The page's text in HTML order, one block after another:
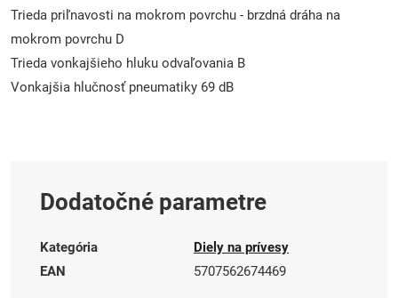
Trieda priľnavosti na mokrom povrchu - brzdná dráha na
mokrom povrchu D
Trieda vonkajšieho hluku odvaľovania B
Vonkajšia hlučnosť pneumatiky 69 dB
Dodatočné parametre
Kategória
Diely na prívesy
EAN
5707562674469